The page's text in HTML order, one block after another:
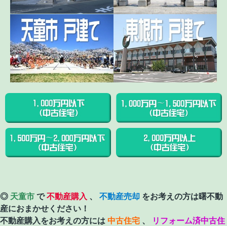
◎ 天童市 で不動産購入 、 不動産売却 をお考えの方は曙不動
産におまかせください！
不動産購入をお考えの方には 中古住宅 、
リフォーム済中古住